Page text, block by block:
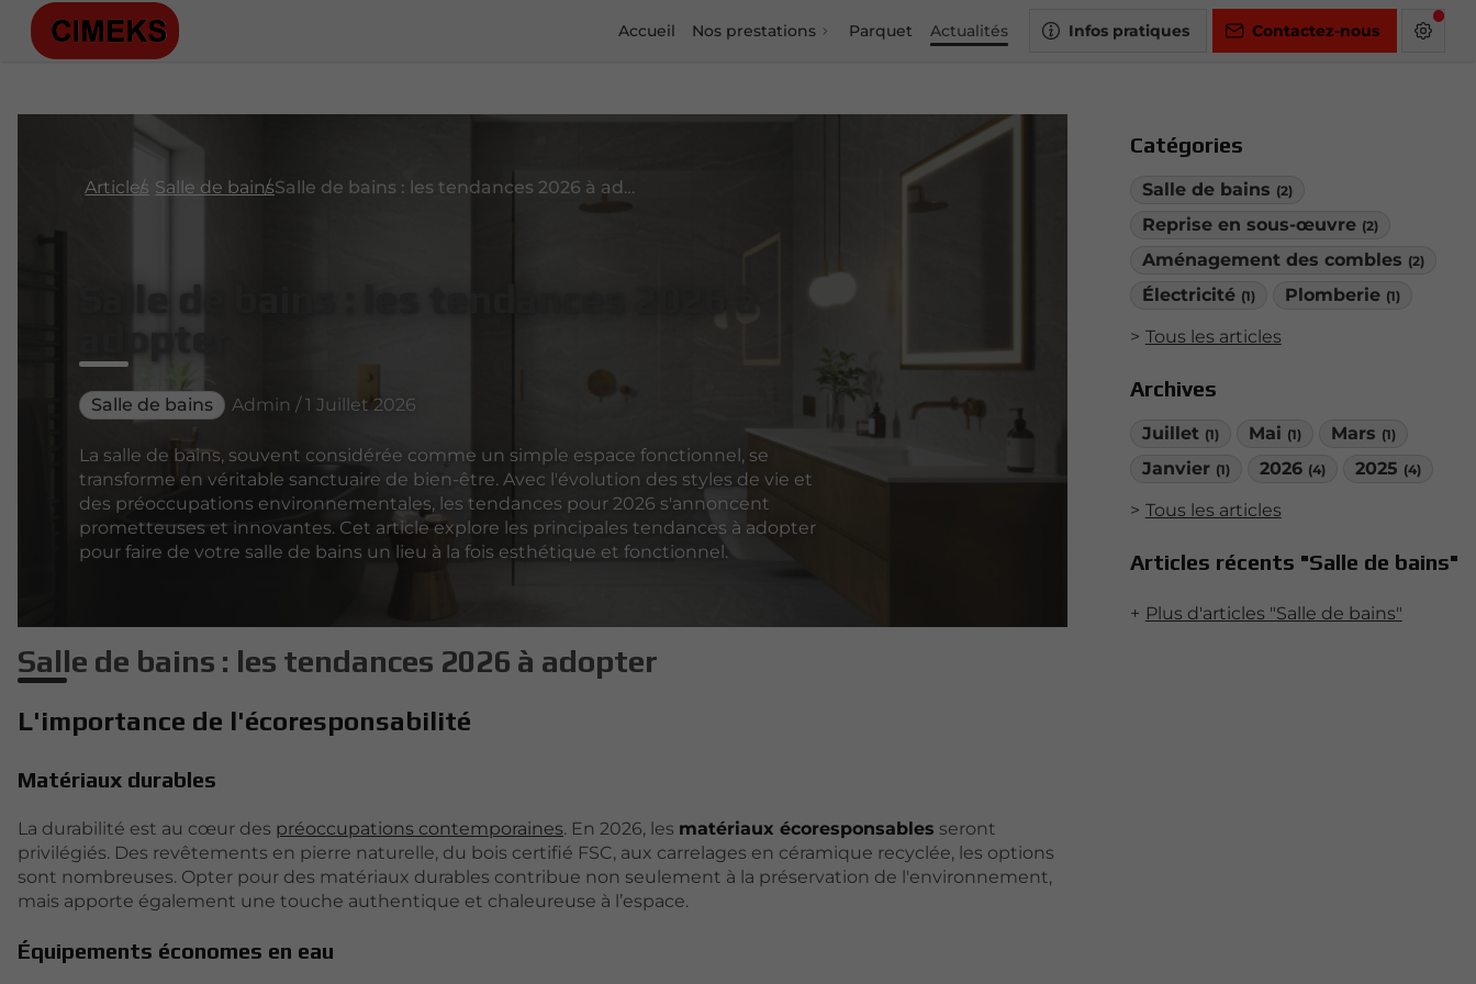
Accueil Nos prestations Parquet Actualités Infos pratiques Contactez-nous
Catégories
Salle de bains (2)
Reprise en sous-œuvre (2)
Aménagement des combles (2)
Électricité (1) Plomberie (1)
Tous les articles
Archives
Juillet (1) Mai (1) Mars (1)
Janvier (1) 2026 (4) 2025 (4)
Tous les articles
Articles récents "Salle de bains"
Plus d'articles "Salle de bains"
Articles Salle de bains Salle de bains : les tendances 2026 à adopter
Salle de bains : les tendances 2026 à
adopter
Salle de bains Admin / 1 Juillet 2026
La salle de bains, souvent considérée comme un simple espace fonctionnel, se
transforme en véritable sanctuaire de bien-être. Avec l'évolution des styles de vie et
des préoccupations environnementales, les tendances pour 2026 s'annoncent
prometteuses et innovantes. Cet article explore les principales tendances à adopter
pour faire de votre salle de bains un lieu à la fois esthétique et fonctionnel.
Salle de bains : les tendances 2026 à adopter
L'importance de l'écoresponsabilité
Matériaux durables
La durabilité est au cœur des préoccupations contemporaines. En 2026, les matériaux écoresponsables seront
privilégiés. Des revêtements en pierre naturelle, du bois certifié FSC, aux carrelages en céramique recyclée, les options
sont nombreuses. Opter pour des matériaux durables contribue non seulement à la préservation de l'environnement,
mais apporte également une touche authentique et chaleureuse à l’espace.
Équipements économes en eau